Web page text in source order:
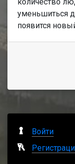
уменьшиться
появится
Войти